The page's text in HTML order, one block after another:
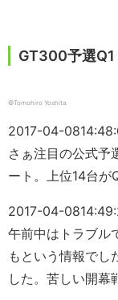
GT300予選Q1
©Tomohiro Yoshita
2017-04-08
さぁ注目の公式予
ート。上位14台
2017-04-08
午前中はトラブル
もという情報でし
した。苦しい開